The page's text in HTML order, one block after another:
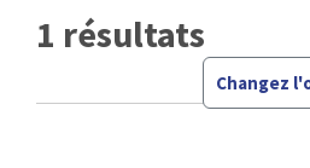
1 résultats
Changez